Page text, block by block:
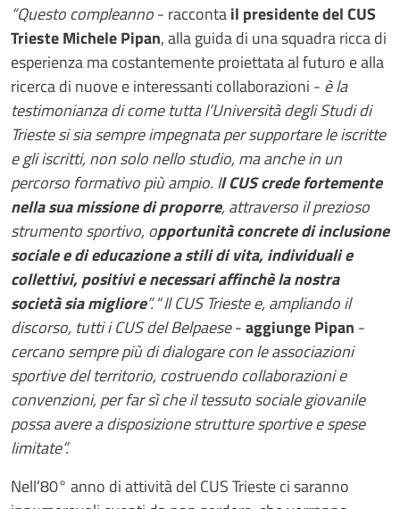
“Questo compleanno- raccontail presidente del CUS
Trieste Michele Pipan, alla guida di una squadra ricca di
esperienza ma costantemente proiettata al futuro e alla
ricerca di nuove e interessanti collaborazioni - è la
testimonianza di come tutta l’Università degli Studi di
Trieste si sia sempre impegnata per supportare le iscritte
e gli iscritti, non solo nello studio, ma anche in un
percorso formativo più ampio. Il CUS crede fortemente
nella sua missione di proporre, attraverso il prezioso
strumento sportivo, opportunità concrete di inclusione
sociale e di educazione a stili di vita, individuali e
collettivi, positivi e necessari affinchè la nostra
società sia migliore”.“Il CUS Trieste e, ampliando il
discorso, tutti i CUS del Belpaese-aggiunge Pipan -
cercano sempre più di dialogare con le associazioni
sportive del territorio, costruendo collaborazioni e
convenzioni, per far sì che il tessuto sociale giovanile
possa avere a disposizione strutture sportive e spese
limitate”.
Nell’80° anno di attività del CUS Trieste ci saranno